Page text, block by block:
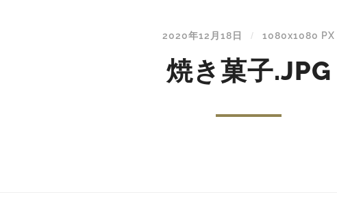
2020年12月18日 / 1080x1080 PX
焼き菓子.JPG